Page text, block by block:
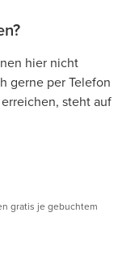
hier nicht
gerne per Telefon
steht auf
gratis je gebuchtem